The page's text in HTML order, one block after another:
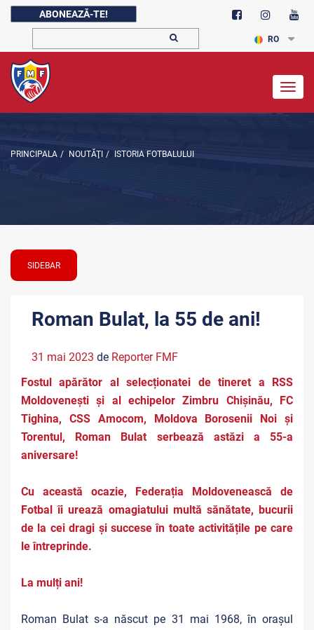
ABONEAZĂ-TE!
RO
PRINCIPALA / NOUTĂŢI / ISTORIA FOTBALULUI
SIDEBAR
Roman Bulat, la 55 de ani!
31 mai 2023 de Reporter FMF
Fostul apărător al selecționatei de tineret a RSS
Moldovenești și al echipelor Zimbru Chișinău, FC
Tighina, CSS Amocom, Moldova Borosenii Noi și
Torentul, Roman Bulat serbează astăzi a 55-a
aniversare!
Cu această ocazie, Federația Moldovenească de
Fotbal îi urează omagiatului multă sănătate, bucurii
de la cei dragi și succese în toate activitățile pe care
le întreprinde.
La mulți ani!
Roman Bulat s-a născut pe 31 mai 1968, în orașul